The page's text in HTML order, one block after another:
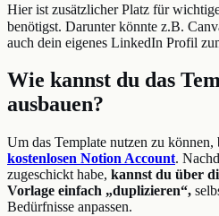
Hier ist zusätzlicher Platz für
benötigst. Darunter könnte z.B.
auch dein eigenes LinkedIn Profil
Wie kannst du das
ausbauen?
Um das Template nutzen zu
kostenlosen Notion Account.
zugeschickt habe, kannst du über
Vorlage einfach „duplizieren“,
Bedürfnisse anpassen.